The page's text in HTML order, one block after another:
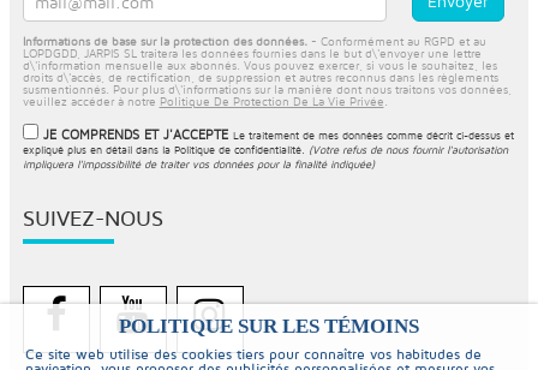
POLITIQUE SUR LES TÉMOINS
Ce site web utilise des cookies tiers pour connaître vos habitudes de
Informations de base sur la protection des données. - Conformément au RGPD et au
LOPDGDD, JARPIS SL traitera les données fournies dans le but d\'envoyer une lettre
d\'information mensuelle aux abonnés. Vous pouvez exercer, si vous le souhaitez, les
droits d\'accès, de rectification, de suppression et autres reconnus dans les règlements
susmentionnés. Pour plus d\'informations sur la manière dont nous traitons vos données,
veuillez accéder à notre Politique De Protection De La Vie Privée
JE COMPRENDS ET J'ACCEPTE Le traitement de mes données comme décrit ci-dessus et
expliqué plus en détail dans la Politique de confidentialité. (Votre refus de nous fournir l'autorisation
impliquera l'impossibilité de traiter vos données pour la finalité indiquée)
SUIVEZ-NOUS